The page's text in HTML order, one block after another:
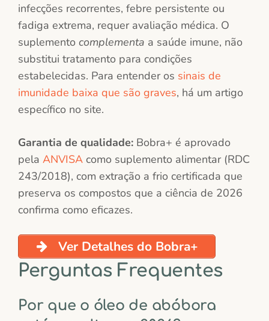
infecções recorrentes, febre persistente ou
fadiga extrema, requer avaliação médica. O
suplemento complementa a saúde imune, não
substitui tratamento para condições
estabelecidas. Para entender os sinais de
imunidade baixa que são graves, há um artigo
específico no site.
Garantia de qualidade: Bobra+ é aprovado
pela ANVISA como suplemento alimentar (RDC
243/2018), com extração a frio certificada que
preserva os compostos que a ciência de 2026
confirma como eficazes.
Ver Detalhes do Bobra+
Perguntas Frequentes
Por que o óleo de abóbora